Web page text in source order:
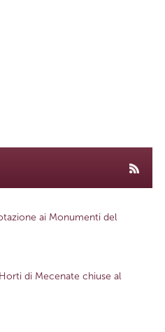
ai Monumenti del
di Mecenate chiuse al